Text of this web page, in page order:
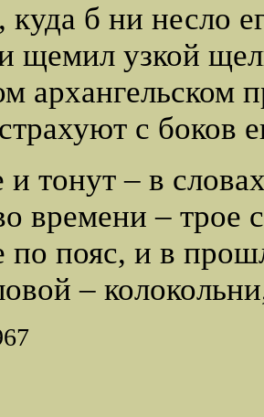
куда б ни несло
щемил узкой
архангельском
с боков
и тонут – в
времени – трое
по пояс, и в
–